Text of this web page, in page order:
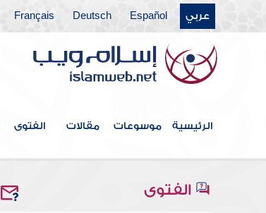
عربي Español
Deutsch
Français
الرئيسية موسوعات مقالات الفتوى
الفتوى